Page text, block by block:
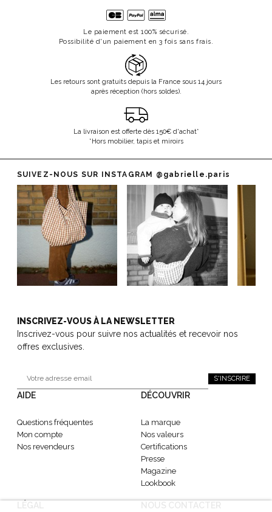
Le paiement est 100% sécurisé.
Possibilité d'un paiement en 3 fois sans frais.
Les retours sont gratuits depuis la France sous 14 jours
après réception (hors soldes).
La livraison est offerte dès 150€ d'achat*
*Hors mobilier, tapis et miroirs
SUIVEZ-NOUS SUR INSTAGRAM @gabrielle.paris
INSCRIVEZ-VOUS À LA NEWSLETTER
Inscrivez-vous pour suivre nos actualités et recevoir nos
offres exclusives.
S'INSCRIRE
AIDE
Questions fréquentes
Mon compte
Nos revendeurs
DÉCOUVRIR
La marque
Nos valeurs
Certifications
Presse
Magazine
Lookbook